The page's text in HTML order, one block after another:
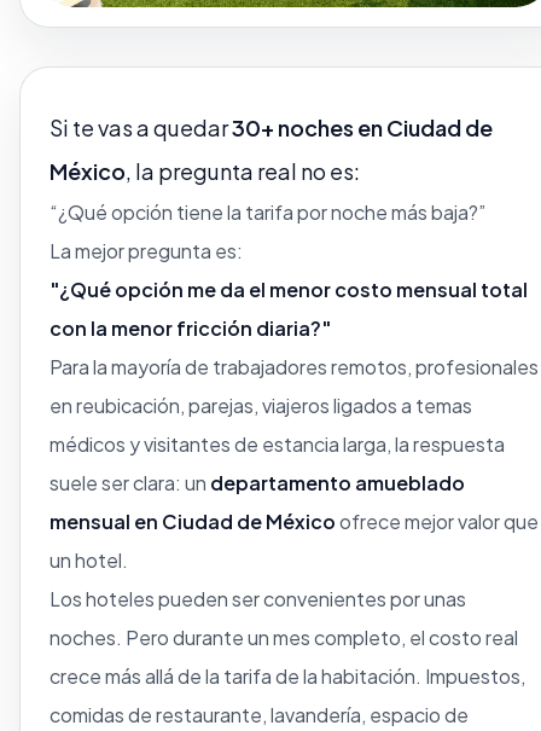
Si te vas a quedar30+ noches en Ciudad de
México, la pregunta real no es:
“¿Qué opción tiene la tarifa por noche más baja?”
La mejor pregunta es:
"¿Qué opción me da el menor costo mensual total
con la menor fricción diaria?"
Para la mayoría de trabajadores remotos, profesionales
en reubicación, parejas, viajeros ligados a temas
médicos y visitantes de estancia larga, la respuesta
suele ser clara: un departamento amueblado
mensual en Ciudad de Méxicoofrece mejor valor que
un hotel.
Los hoteles pueden ser convenientes por unas
noches. Pero durante un mes completo, el costo real
crece más allá de la tarifa de la habitación. Impuestos,
comidas de restaurante, lavandería, espacio de